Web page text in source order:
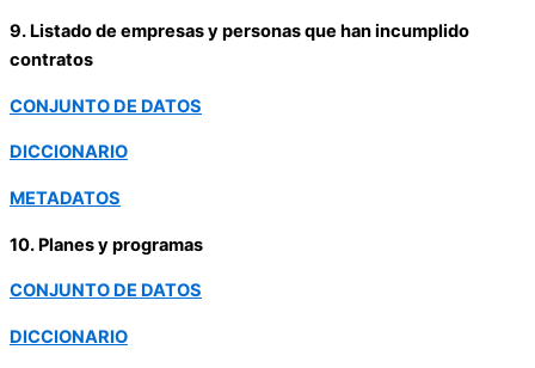
9. Listado de empresas y personas que han incumplido
contratos
CONJUNTO DE DATOS
DICCIONARIO
METADATOS
10. Planes y programas
CONJUNTO DE DATOS
DICCIONARIO